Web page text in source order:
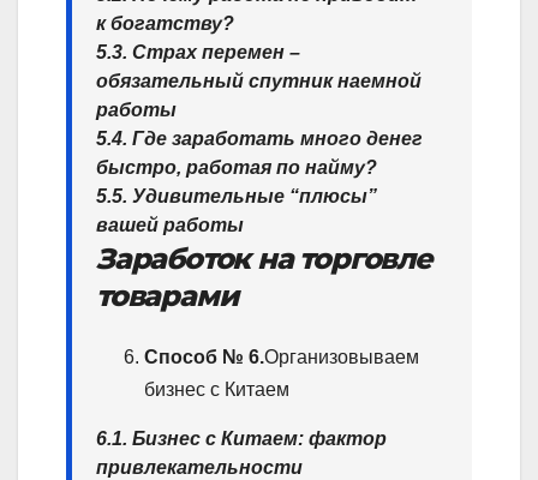
к богатству?
5.3. Страх перемен –
обязательный спутник наемной
работы
5.4. Где заработать много денег
быстро, работая по найму?
5.5. Удивительные “плюсы”
вашей работы
Заработок на торговле
товарами
Способ № 6.Организовываем
бизнес с Китаем
6.1. Бизнес с Китаем: фактор
привлекательности